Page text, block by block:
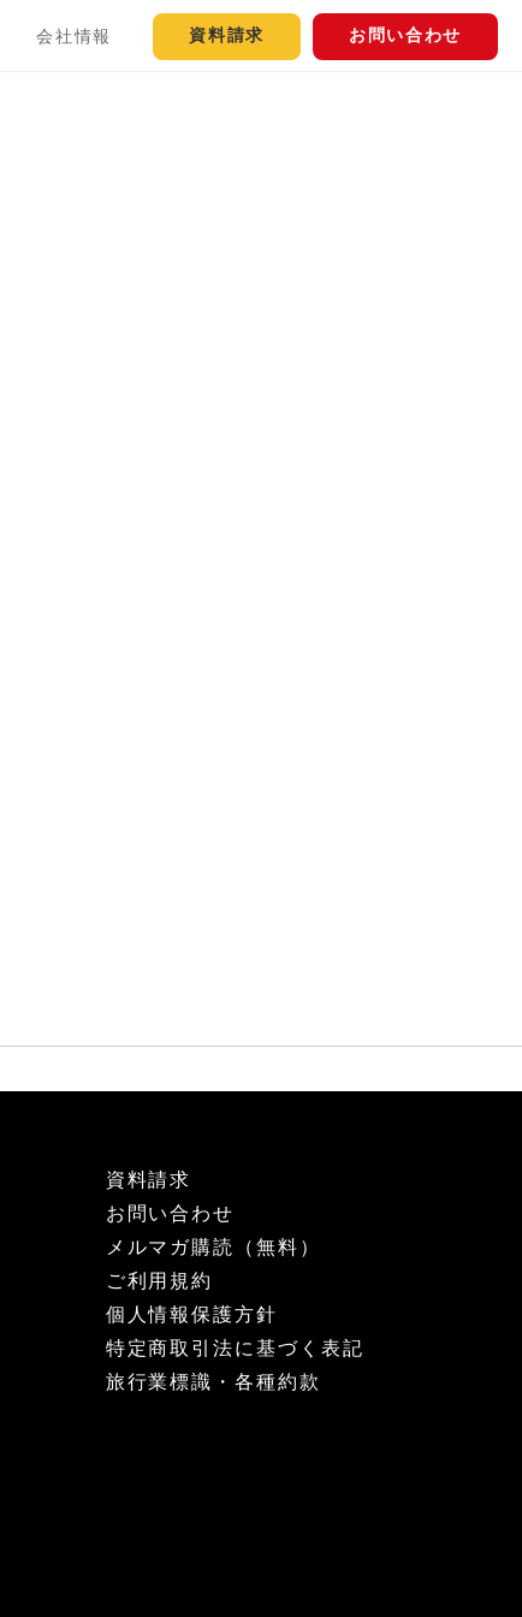
会社情報 資料請求 お問い合わせ
資料請求
お問い合わせ
メルマガ購読（無料）
ご利用規約
個人情報保護方針
特定商取引法に基づく表記
旅行業標識・各種約款